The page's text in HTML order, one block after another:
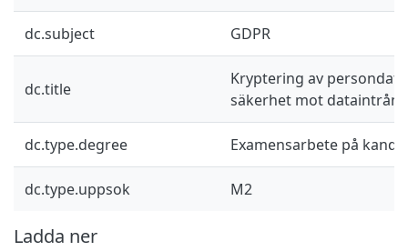
dc.subject GDPR
dc.title
Kryptering av
säkerhet mot dataintrång
dc.type.degree Examensarbete på
dc.type.uppsok M2
Ladda ner